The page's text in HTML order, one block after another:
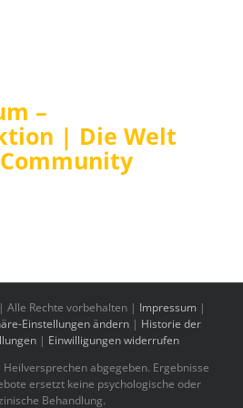
–
| Die Welt
Alle Rechte vorbehalten | Impressum |
Einstellungen ändern| Historie der
| Einwilligungen widerrufen
Heilversprechen abgegeben. Ergebnisse
ersetzt keine psychologische oder
Behandlung.